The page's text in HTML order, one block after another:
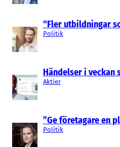
“Fler utbildningar
Politik
Händelser i veckan
Aktier
”Ge företagare en
Politik